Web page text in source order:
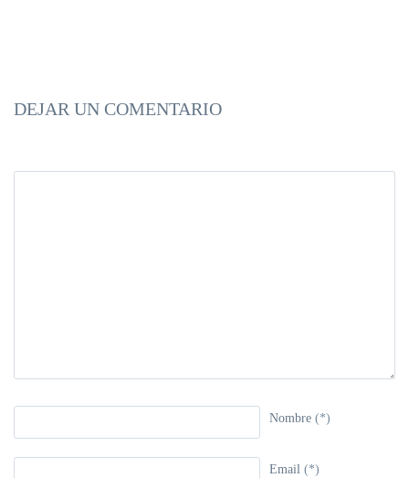
DEJAR UN COMENTARIO
Nombre (*)
Email (*)